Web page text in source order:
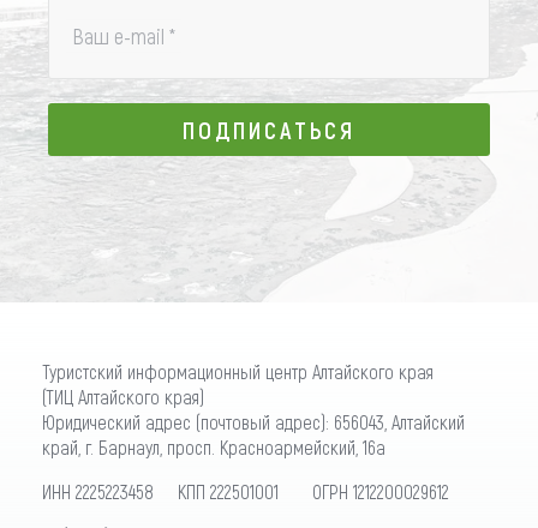
Ваш e-mail *
ПОДПИСАТЬСЯ
ПОДПИСАТЬСЯ
Туристский информационный центр Алтайского края
(ТИЦ Алтайского края)
Юридический адрес (почтовый адрес): 656043, Алтайский
край, г. Барнаул, просп. Красноармейский, 16а
ИНН 2225223458 КПП 222501001 ОГРН 1212200029612